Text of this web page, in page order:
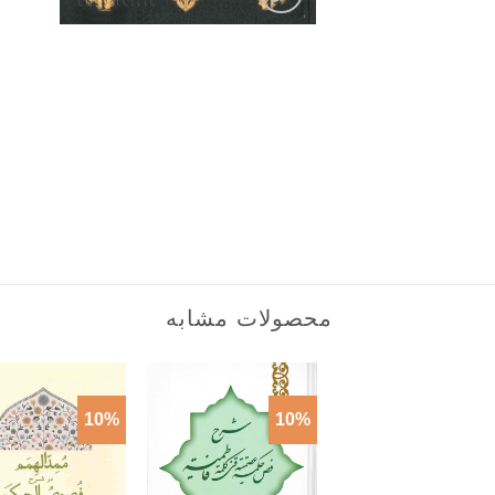
محصولات مشابه
10%
10%